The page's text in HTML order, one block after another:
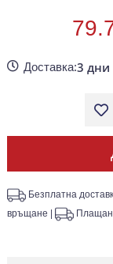
Доставка:3 дни
Безплатна
връщане